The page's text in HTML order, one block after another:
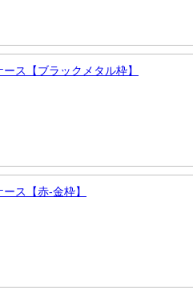
ス【ブラックメタル枠】
ス【赤-金枠】